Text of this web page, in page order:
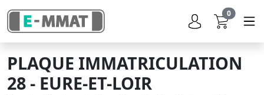
0
PLAQUE IMMATRICULATION
28 - EURE-ET-LOIR